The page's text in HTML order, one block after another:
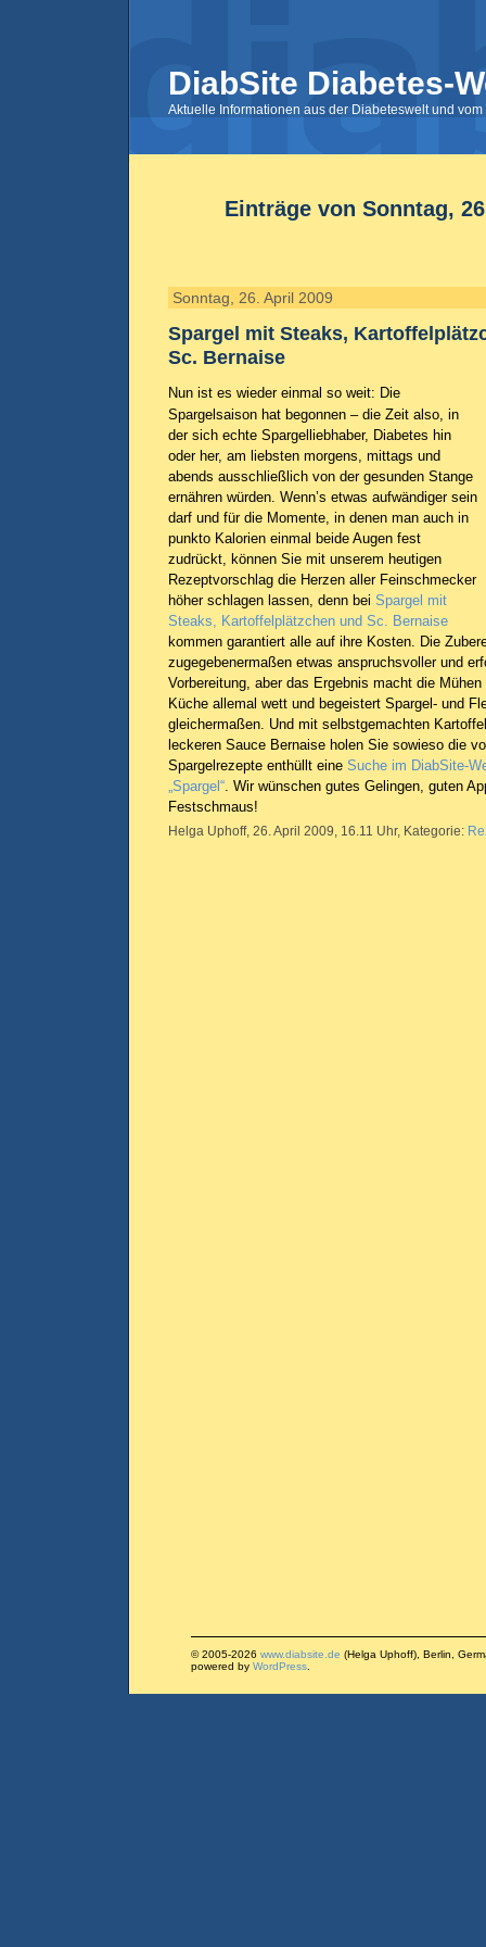
DiabSite Diabetes-
Aktuelle Informationen aus der Diabeteswelt und
Einträge von Sonntag,
Sonntag, 26. April 2009
Spargel mit Steaks,
Sc. Bernaise
Nun ist es wieder einmal so weit: Die
Spargelsaison hat begonnen – die Zeit also, in
der sich echte Spargelliebhaber, Diabetes hin
oder her, am liebsten morgens, mittags und
abends ausschließlich von der gesunden Stange
ernähren würden. Wenn’s etwas aufwändiger sein
darf und für die Momente, in denen man auch in
punkto Kalorien einmal beide Augen fest
zudrückt, können Sie mit unserem heutigen
Rezeptvorschlag die Herzen aller Feinschmecker
höher schlagen lassen, denn bei Spargel mit
Steaks, Kartoffelplätzchen und Sc. Bernaise
kommen garantiert alle auf ihre Kosten. Die
zugegebenermaßen etwas anspruchsvoller und
Vorbereitung, aber das Ergebnis macht die
Küche allemal wett und begeistert Spargel- und
gleichermaßen. Und mit selbstgemachten
leckeren Sauce Bernaise holen Sie sowieso die
Spargelrezepte enthüllt eine Suche im DiabSite-
„Spargel“. Wir wünschen gutes Gelingen, guten
Festschmaus!
Helga Uphoff, 26. April 2009, 16.11 Uhr, Kategorie:
© 2005-2026 www.diabsite.de (Helga Uphoff), Berlin,
powered by WordPress.